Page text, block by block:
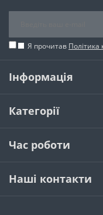
Я прочитав Політика
Інформація
Категорії
Час роботи
Наші контакти